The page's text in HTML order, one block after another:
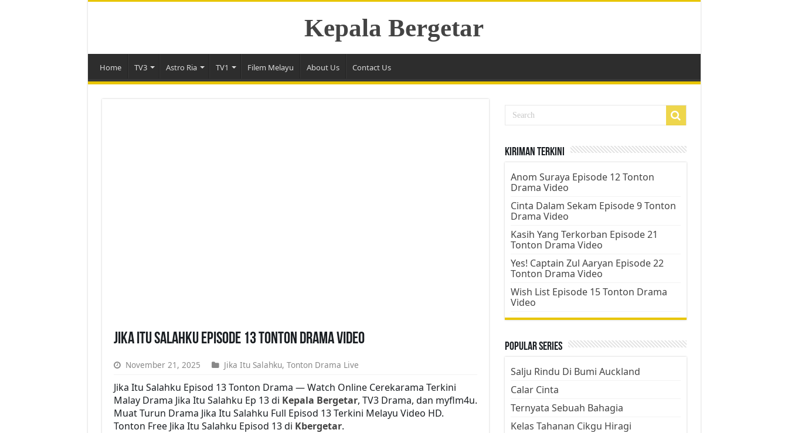
Kepala Bergetar
Home TV3 Astro Ria TV1 Filem Melayu About Us Contact Us
Jika Itu Salahku Episode 13 Tonton Drama Video
November 21, 2025 Jika Itu Salahku, Tonton Drama Live
Jika Itu Salahku Episod 13 Tonton Drama — Watch Online Cerekarama Terkini
Malay Drama Jika Itu Salahku Ep 13 di Kepala Bergetar, TV3 Drama, dan myflm4u.
Muat Turun Drama Jika Itu Salahku Full Episod 13 Terkini Melayu Video HD.
Tonton Free Jika Itu Salahku Episod 13 di Kbergetar.
Kiriman Terkini
Anom Suraya Episode 12 Tonton
Drama Video
Cinta Dalam Sekam Episode 9 Tonton
Drama Video
Kasih Yang Terkorban Episode 21
Tonton Drama Video
Yes! Captain Zul Aaryan Episode 22
Tonton Drama Video
Wish List Episode 15 Tonton Drama
Video
Popular Series
Salju Rindu Di Bumi Auckland
Calar Cinta
Ternyata Sebuah Bahagia
Kelas Tahanan Cikgu Hiragi